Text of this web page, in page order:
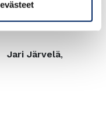
Jari Järvelä,